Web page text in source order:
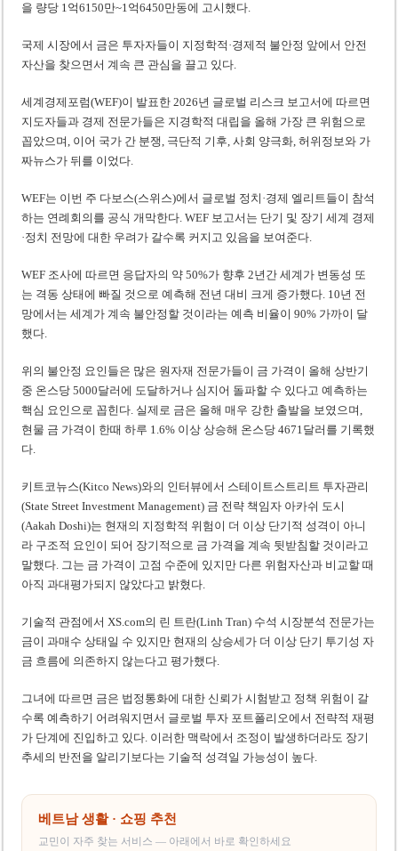
을 량당 1억6150만~1억6450만동에 고시했다.
국제 시장에서 금은 투자자들이 지정학적·경제적 불안정 앞에서 안전
자산을 찾으면서 계속 큰 관심을 끌고 있다.
세계경제포럼(WEF)이 발표한 2026년 글로벌 리스크 보고서에 따르면
지도자들과 경제 전문가들은 지경학적 대립을 올해 가장 큰 위험으로
꼽았으며, 이어 국가 간 분쟁, 극단적 기후, 사회 양극화, 허위정보와 가
짜뉴스가 뒤를 이었다.
WEF는 이번 주 다보스(스위스)에서 글로벌 정치·경제 엘리트들이 참석
하는 연례회의를 공식 개막한다. WEF 보고서는 단기 및 장기 세계 경제
·정치 전망에 대한 우려가 갈수록 커지고 있음을 보여준다.
WEF 조사에 따르면 응답자의 약 50%가 향후 2년간 세계가 변동성 또
는 격동 상태에 빠질 것으로 예측해 전년 대비 크게 증가했다. 10년 전
망에서는 세계가 계속 불안정할 것이라는 예측 비율이 90% 가까이 달
했다.
위의 불안정 요인들은 많은 원자재 전문가들이 금 가격이 올해 상반기
중 온스당 5000달러에 도달하거나 심지어 돌파할 수 있다고 예측하는
핵심 요인으로 꼽힌다. 실제로 금은 올해 매우 강한 출발을 보였으며,
현물 금 가격이 한때 하루 1.6% 이상 상승해 온스당 4671달러를 기록했
다.
키트코뉴스(Kitco News)와의 인터뷰에서 스테이트스트리트 투자관리
(State Street Investment Management) 금 전략 책임자 아카쉬 도시
(Aakah Doshi)는 현재의 지정학적 위험이 더 이상 단기적 성격이 아니
라 구조적 요인이 되어 장기적으로 금 가격을 계속 뒷받침할 것이라고
말했다. 그는 금 가격이 고점 수준에 있지만 다른 위험자산과 비교할 때
아직 과대평가되지 않았다고 밝혔다.
기술적 관점에서 XS.com의 린 트란(Linh Tran) 수석 시장분석 전문가는
금이 과매수 상태일 수 있지만 현재의 상승세가 더 이상 단기 투기성 자
금 흐름에 의존하지 않는다고 평가했다.
그녀에 따르면 금은 법정통화에 대한 신뢰가 시험받고 정책 위험이 갈
수록 예측하기 어려워지면서 글로벌 투자 포트폴리오에서 전략적 재평
가 단계에 진입하고 있다. 이러한 맥락에서 조정이 발생하더라도 장기
추세의 반전을 알리기보다는 기술적 성격일 가능성이 높다.
베트남 생활 · 쇼핑 추천
교민이 자주 찾는 서비스 — 아래에서 바로 확인하세요